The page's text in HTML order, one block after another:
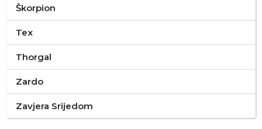
Škorpion
Tex
Thorgal
Zardo
Zavjera Srijedom